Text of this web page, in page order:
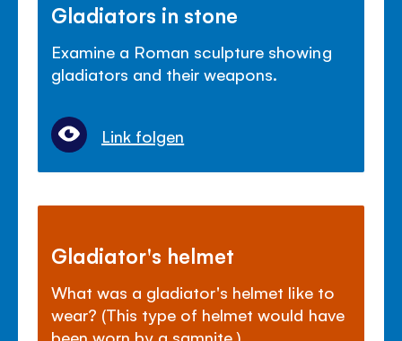
Gladiators in stone
Examine a Roman sculpture showing
gladiators and their weapons.
Link folgen
Gladiator's helmet
What was a gladiator's helmet like to
wear? (This type of helmet would have
been worn by a samnite.)